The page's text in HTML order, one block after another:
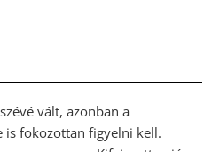
vált, azonban a
is fokozottan figyelni kell.